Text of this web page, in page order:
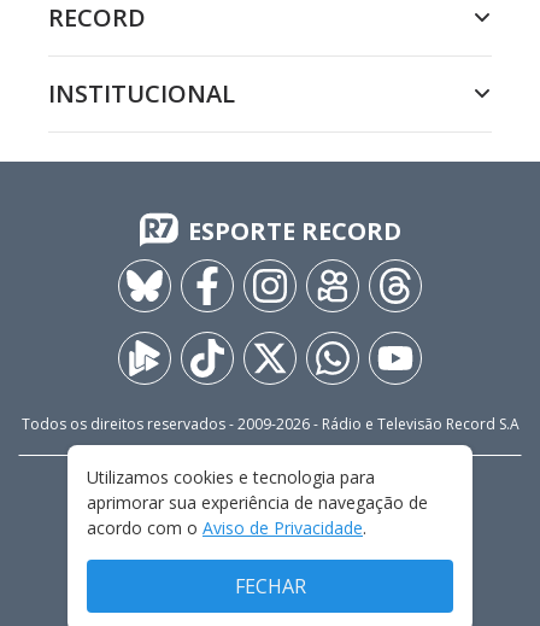
RECORD
INSTITUCIONAL
ESPORTE RECORD
Todos os direitos reservados - 2009-2026- Rádio e Televisão Record S.A
FALE CONOSCO
PRIVACIDADE
TERMOS E CONDIÇÕES DE USO
Utilizamos cookies e tecnologia para
aprimorar sua experiência de navegação de
acordo com o Aviso de Privacidade.
FECHAR